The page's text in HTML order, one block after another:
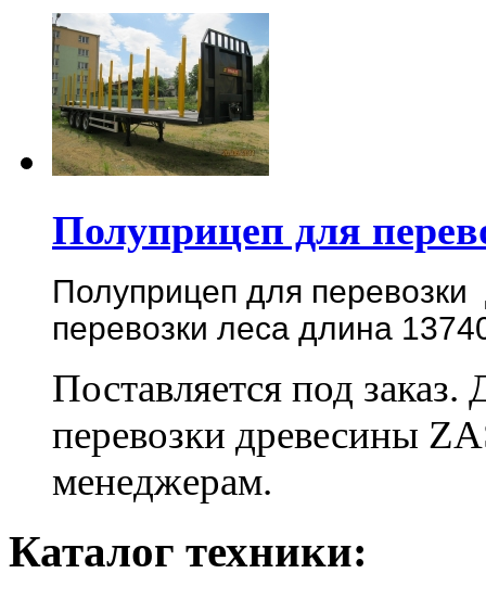
Полуприцеп для
Полуприцеп для
перевозки леса длина
Поставляется под
перевозки древесины
менеджерам.
Каталог техники: